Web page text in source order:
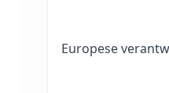
Europese